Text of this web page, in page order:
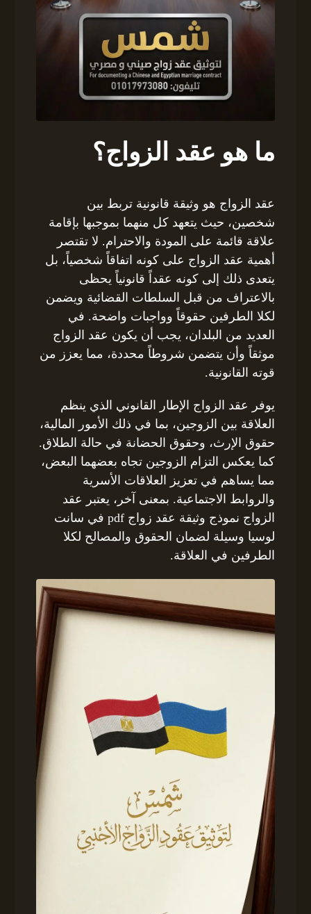
ما هو عقد الزواج؟
عقد الزواج هو وثيقة قانونية تربط بين
شخصين، حيث يتعهد كل منهما بموجبها بإقامة
علاقة قائمة على المودة والاحترام. لا تقتصر
أهمية عقد الزواج على كونه اتفاقاً شخصياً، بل
يتعدى ذلك إلى كونه عقداً قانونياً يحظى
بالاعتراف من قبل السلطات القضائية ويضمن
لكلا الطرفين حقوقاً وواجبات واضحة. في
العديد من البلدان، يجب أن يكون عقد الزواج
موثقاً وأن يتضمن شروطاً محددة، مما يعزز من
قوته القانونية.
يوفر عقد الزواج الإطار القانوني الذي ينظم
العلاقة بين الزوجين، بما في ذلك الأمور المالية،
حقوق الإرث، وحقوق الحضانة في حالة الطلاق.
كما يعكس التزام الزوجين تجاه بعضهما البعض،
مما يساهم في تعزيز العلاقات الأسرية
والروابط الاجتماعية. بمعنى آخر، يعتبر عقد
الزواج نموذج وثيقة عقد زواج pdf في سانت
لوسيا وسيلة لضمان الحقوق والمصالح لكلا
الطرفين في العلاقة.